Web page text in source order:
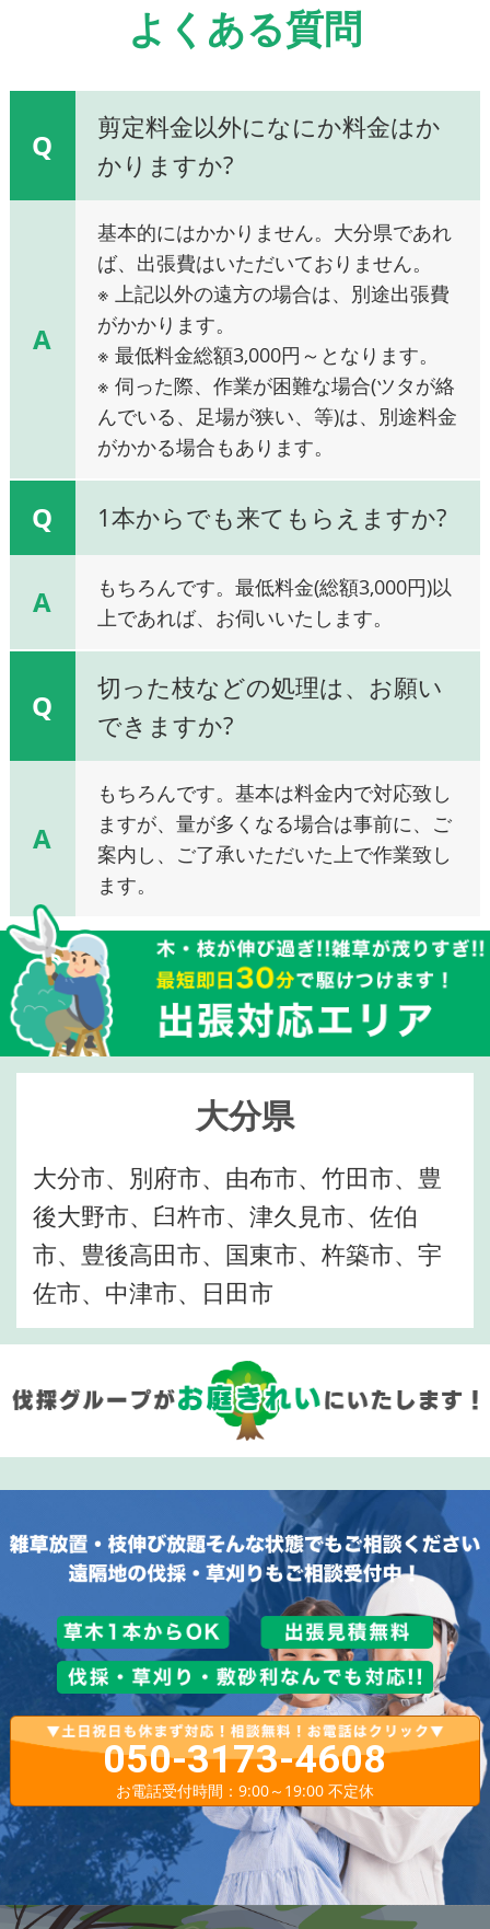
よくある質問
Q
剪定料金以外になにか料金はか
かりますか?
A
基本的にはかかりません。大分県であれ
ば、出張費はいただいておりません。
※ 上記以外の遠方の場合は、別途出張費
がかかります。
※ 最低料金総額3,000円～となります。
※ 伺った際、作業が困難な場合(ツタが絡
んでいる、足場が狭い、等)は、別途料金
がかかる場合もあります。
Q 1本からでも来てもらえますか?
A
もちろんです。最低料金(総額3,000円)以
上であれば、お伺いいたします。
Q
切った枝などの処理は、お願い
できますか?
A
もちろんです。基本は料金内で対応致し
ますが、量が多くなる場合は事前に、ご
案内し、ご了承いただいた上で作業致し
ます。
大分県
大分市、別府市、由布市、竹田市、豊
後大野市、臼杵市、津久見市、佐伯
市、豊後高田市、国東市、杵築市、宇
佐市、中津市、日田市
050-3173-4608
お電話受付時間：9:00～19:00 不定休